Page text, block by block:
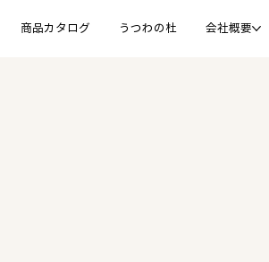
商品カタログ うつわの杜 会社概要